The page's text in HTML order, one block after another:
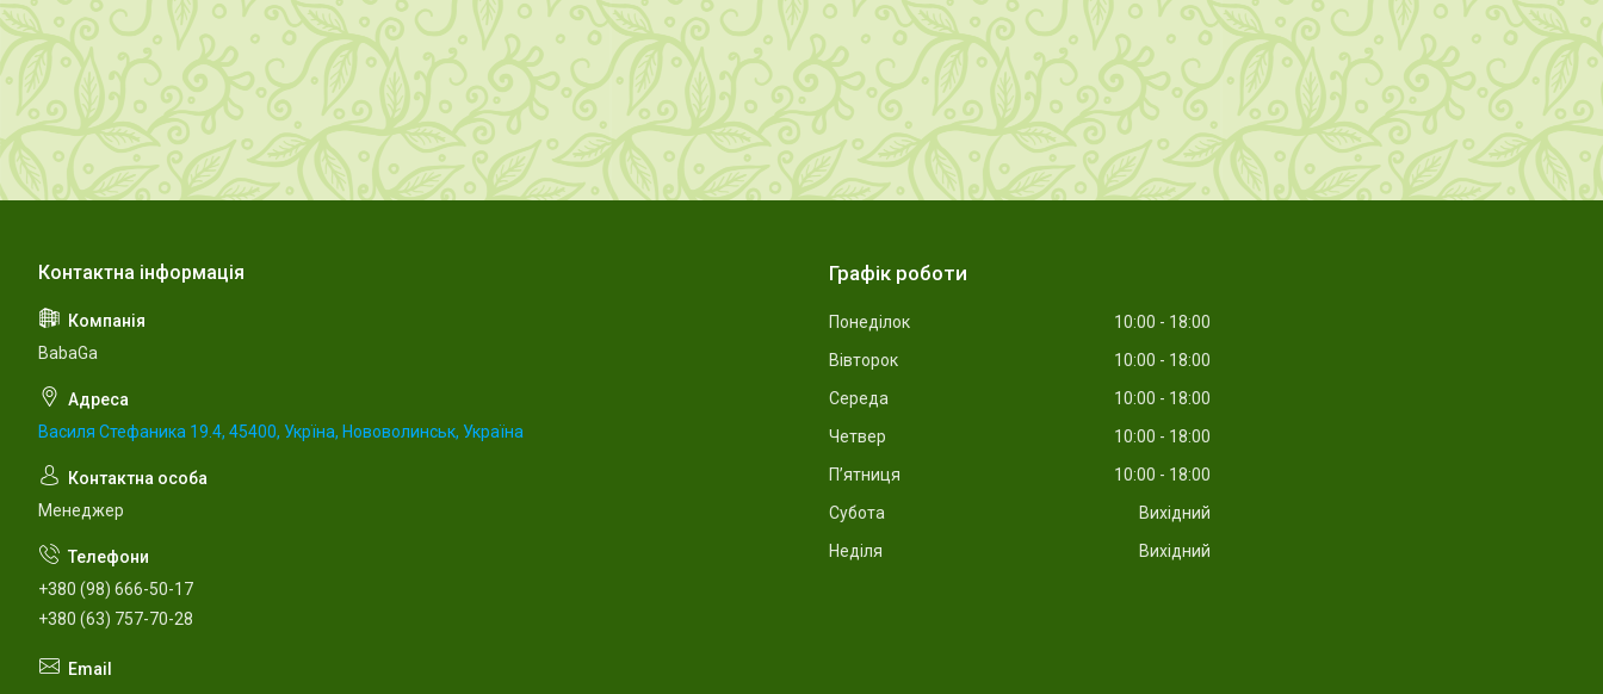
BabaGa
Василя Стефаника 19.4, 45400, Укрїна, Нововолинськ, Україна
Менеджер
+380 (98) 666-50-17
+380 (63) 757-70-28
Графік роботи
Понеділок 10:00
18:00
Вівторок
10:00
18:00
Середа
10:00
18:00
Четвер
10:00
18:00
Пʼятниця
10:00
18:00
Субота
Вихідний
Неділя
Вихідний